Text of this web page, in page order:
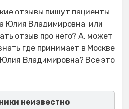
отзывы пишут пациенты
Юлия Владимировна, или
отзыв про него? А, может
где принимает в Москве
Владимировна? Все это
неизвестно